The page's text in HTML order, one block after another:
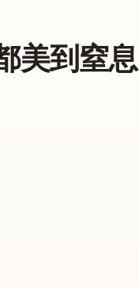
美到窒息